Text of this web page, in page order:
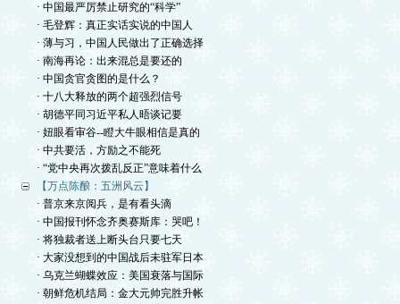
· 中国最严厉禁止研究的“科学”
· 毛登辉：真正实话实说的中国人
· 薄与习，中国人民做出了正确选择
· 南海再论：出来混总是要还的
· 中国贪官贪图的是什么？
· 十八大释放的两个超强烈信号
· 胡德平同习近平私人晤谈记要
· 妞眼看审谷--瞪大牛眼相信是真的
· 中共要活，方励之不能死
· “党中央再次拨乱反正”意味着什么
【万点陈酿：五洲风云】
· 普京来京阅兵，是有看头滴
· 中国报刊怀念齐奥赛斯库：哭吧！
· 将独裁者送上断头台只要七天
· 大家没想到的中国战后未驻军日本
· 乌克兰蝴蝶效应：美国衰落与国际
· 朝鲜危机结局：金大元帅完胜升帐